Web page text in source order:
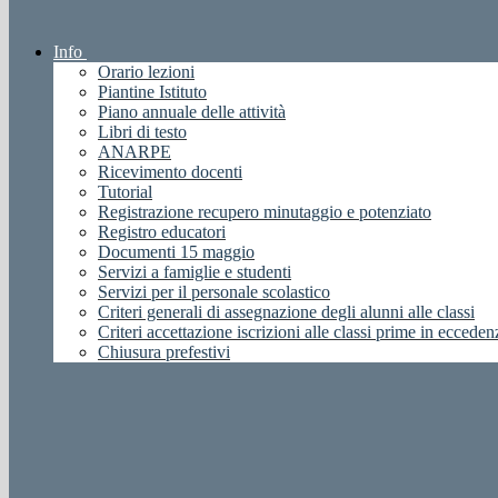
Info
Orario lezioni
Piantine Istituto
Piano annuale delle attività
Libri di testo
ANARPE
Ricevimento docenti
Tutorial
Registrazione recupero minutaggio e potenziato
Registro educatori
Documenti 15 maggio
Servizi a famiglie e studenti
Servizi per il personale scolastico
Criteri generali di assegnazione degli alunni alle classi
Criteri accettazione iscrizioni alle classi prime in
Chiusura prefestivi